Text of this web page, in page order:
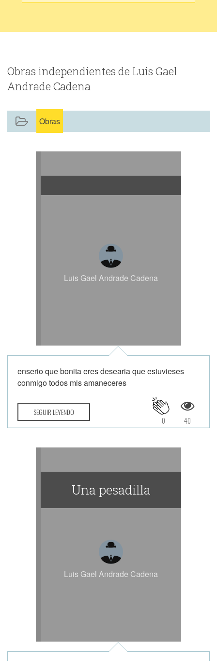
Obras independientes de Luis Gael
Andrade Cadena
Obras
Luis Gael Andrade Cadena
enserio que bonita eres desearia que estuvieses
conmigo todos mis amaneceres
SEGUIR LEYENDO
40
0
Una pesadilla
Luis Gael Andrade Cadena